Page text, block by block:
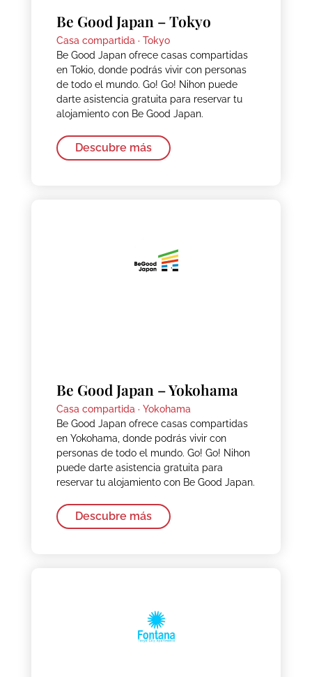
Be Good Japan – Tokyo
Casa compartida · Tokyo
Be Good Japan ofrece casas compartidas
en Tokio, donde podrás vivir con personas
de todo el mundo. Go! Go! Nihon puede
darte asistencia gratuita para reservar tu
alojamiento con Be Good Japan.
Descubre más
Be Good Japan – Yokohama
Casa compartida · Yokohama
Be Good Japan ofrece casas compartidas
en Yokohama, donde podrás vivir con
personas de todo el mundo. Go! Go! Nihon
puede darte asistencia gratuita para
reservar tu alojamiento con Be Good Japan.
Descubre más